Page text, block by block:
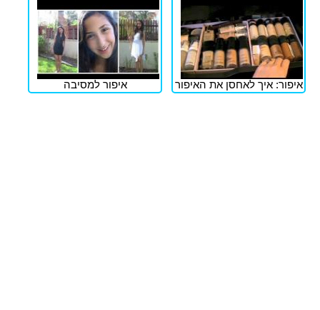
איפור: איך לאחסן את האיפור איפור למסיבה